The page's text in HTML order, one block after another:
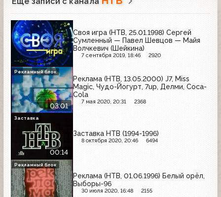
Своя игра (НТВ, 25.01.1998) Сергей
Сумленный — Павел Шевцов — Майя
Волчкевич (Шейкина)
7 сентября 2019, 18:46 2920
03:01
Реклама (НТВ, 13.05.2000) J7, Miss
Magic, Чудо-Йогурт, 7up, Делми, Coca-
Cola
7 мая 2020, 20:31 2368
Рекламный блок
00:14
Заставка НТВ (1994-1996)
8 октября 2020, 20:46 6494
Заставка
Реклама (НТВ, 01.06.1996) Белый орёл,
Выборы-96
30 июля 2020, 16:48 2155
Рекламный блок